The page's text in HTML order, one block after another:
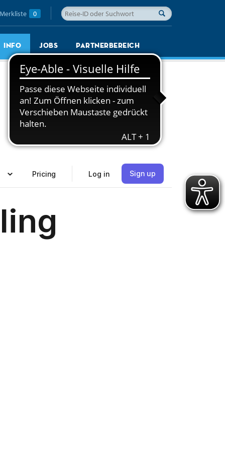
Merkliste 0
Info Jobs Partnerbereich